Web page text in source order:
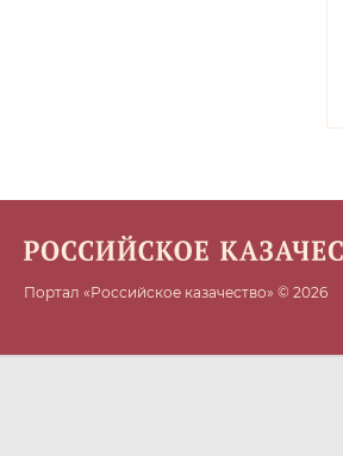
Портал «Российское казачество» © 2026